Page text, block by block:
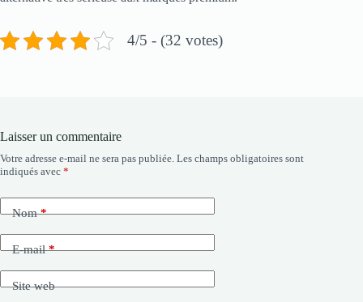
4/5 - (32 votes)
Laisser un commentaire
Votre adresse e-mail ne sera pas publiée. Les champs obligatoires sont
indiqués avec *
Nom*
E-mail*
Site web